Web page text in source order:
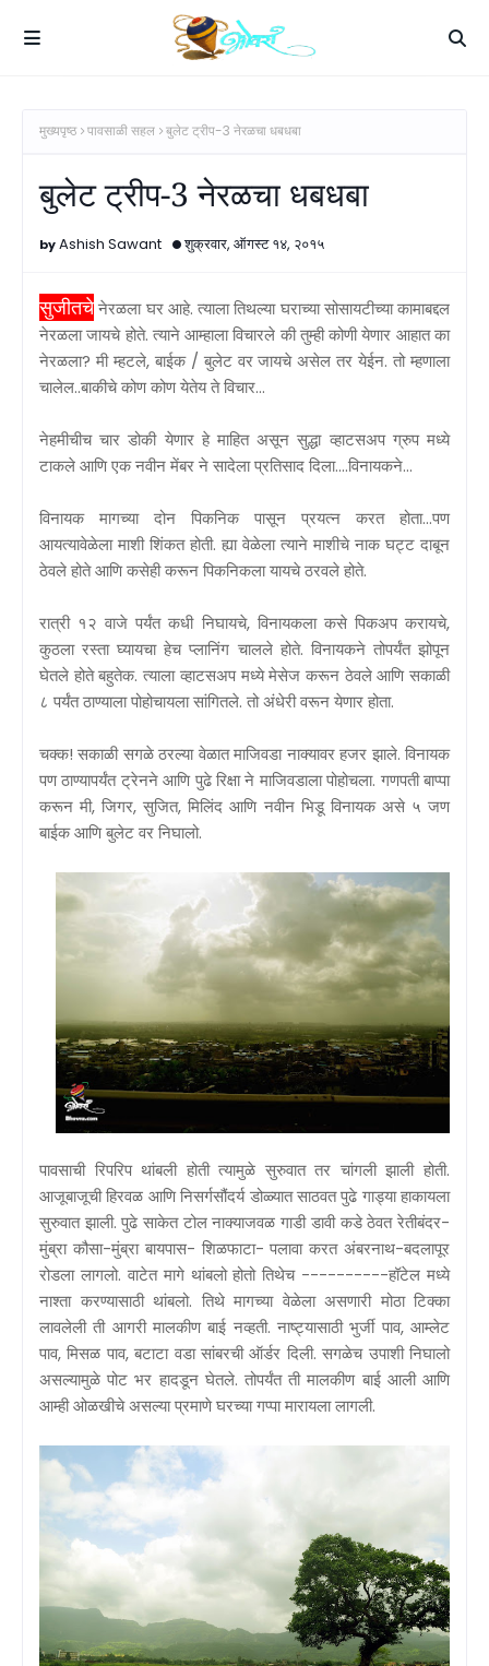
मुख्यपृष्ठ पावसाळी सहल बुलेट ट्रीप-3 नेरळचा धबधबा
बुलेट ट्रीप-3 नेरळचा धबधबा
Ashish Sawant शुक्रवार, ऑगस्ट १४, २०१५
सुजीतचेनेरळला घर आहे. त्याला तिथल्या घराच्या सोसायटीच्या कामाबद्दल
नेरळला जायचे होते. त्याने आम्हाला विचारले की तुम्ही कोणी येणार आहात का
नेरळला? मी म्हटले, बाईक / बुलेट वर जायचे असेल तर येईन. तो म्हणाला
चालेल..बाकीचे कोण कोण येतेय ते विचार...
नेहमीचीच चार डोकी येणार हे माहित असून सुद्धा व्हाटसअप ग्रुप मध्ये
टाकले आणि एक नवीन मेंबर ने सादेला प्रतिसाद दिला....विनायकने...
विनायक मागच्या दोन पिकनिक पासून प्रयत्न करत होता...पण
आयत्यावेळेला माशी शिंकत होती. ह्या वेळेला त्याने माशीचे नाक घट्ट दाबून
ठेवले होते आणि कसेही करून पिकनिकला यायचे ठरवले होते.
रात्री १२ वाजे पर्यंत कधी निघायचे, विनायकला कसे पिकअप करायचे,
कुठला रस्ता घ्यायचा हेच प्लानिंग चालले होते. विनायकने तोपर्यंत झोपून
घेतले होते बहुतेक. त्याला व्हाटसअप मध्ये मेसेज करून ठेवले आणि सकाळी
८ पर्यंत ठाण्याला पोहोचायला सांगितले. तो अंधेरी वरून येणार होता.
चक्क! सकाळी सगळे ठरल्या वेळात माजिवडा नाक्यावर हजर झाले. विनायक
पण ठाण्यापर्यंत ट्रेनने आणि पुढे रिक्षा ने माजिवडाला पोहोचला. गणपती बाप्पा
करून मी, जिगर, सुजित, मिलिंद आणि नवीन भिडू विनायक असे ५ जण
बाईक आणि बुलेट वर निघालो.
पावसाची रिपरिप थांबली होती त्यामुळे सुरुवात तर चांगली झाली होती.
आजूबाजूची हिरवळ आणि निसर्गसौंदर्य डोळ्यात साठवत पुढे गाड्या हाकायला
सुरुवात झाली. पुढे साकेत टोल नाक्याजवळ गाडी डावी कडे ठेवत रेतीबंदर-
मुंब्रा कौसा-मुंब्रा बायपास- शिळफाटा- पलावा करत अंबरनाथ-बदलापूर
रोडला लागलो. वाटेत मागे थांबलो होतो तिथेच ----------हॉटेल मध्ये
नाश्ता करण्यासाठी थांबलो. तिथे मागच्या वेळेला असणारी मोठा टिक्का
लावलेली ती आगरी मालकीण बाई नव्हती. नाष्ट्यासाठी भुर्जी पाव, आम्लेट
पाव, मिसळ पाव, बटाटा वडा सांबरची ऑर्डर दिली. सगळेच उपाशी निघालो
असल्यामुळे पोट भर हादडून घेतले. तोपर्यंत ती मालकीण बाई आली आणि
आम्ही ओळखीचे असल्या प्रमाणे घरच्या गप्पा मारायला लागली.